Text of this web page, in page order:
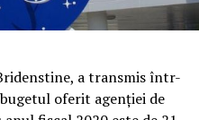
a transmis într-
oferit agenţiei de